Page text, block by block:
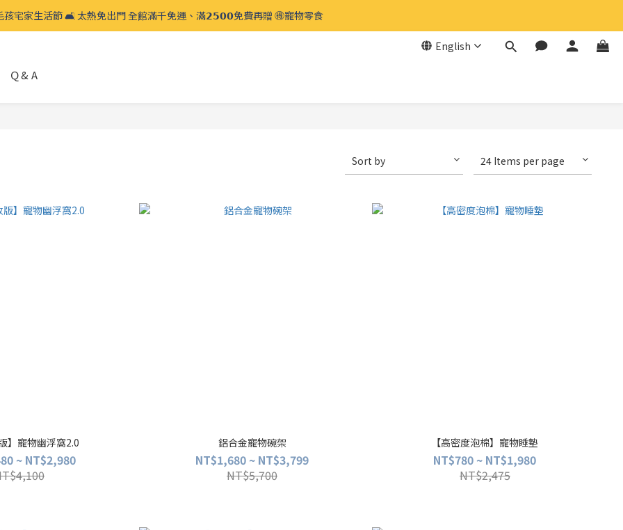
孩宅家生活節 🛋️ 太熱免出門 全館滿千免運、滿𝟮𝟱𝟬𝟬免費再贈 🉐️寵物零食
孩宅家生活節 🛋️ 太熱免出門 全館滿千免運、滿𝟮𝟱𝟬𝟬免費再贈 🉐️寵物零食
孩宅家生活節 🛋️ 太熱免出門 全館滿千免運、滿𝟮𝟱𝟬𝟬免費再贈 🉐️寵物零食
English
Ｑ& A
Sort by 24 Items per page
】寵物幽浮窩2.0
~ NT$2,980
鋁合金寵物碗架
NT$1,680 ~ NT$3,799
NT$5,700
【高密度泡棉】寵物睡墊
NT$780 ~ NT$1,980
NT$2,475